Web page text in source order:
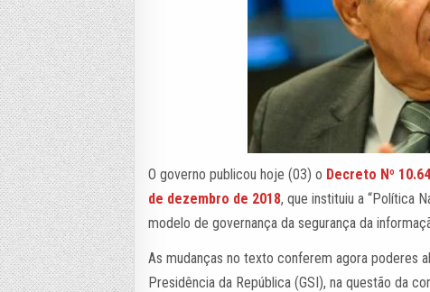
O governo publicou hoje (03) o Decreto Nº
de dezembro de 2018, que instituiu a “Política
modelo de governança da segurança da
As mudanças no texto conferem agora poderes
Presidência da República (GSI), na questão da